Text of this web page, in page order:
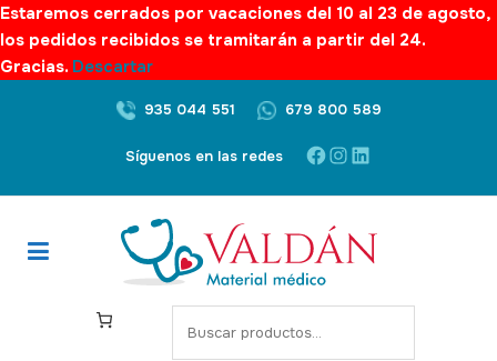
Estaremos cerrados por vacaciones del 10 al 23 de agosto,
los pedidos recibidos se tramitarán a partir del 24.
Gracias. Descartar
935 044 551 679 800 589
Síguenos en las redes Facebook
Instagram
LinkedIn
S
e